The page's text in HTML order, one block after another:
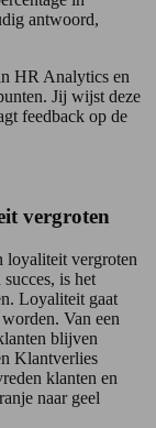
antwoord,
HR Analytics en
Jij wijst deze
feedback op de
vergroten
loyaliteit vergroten
is het
Loyaliteit gaat
Van een
blijven
Klantverlies
klanten en
naar geel